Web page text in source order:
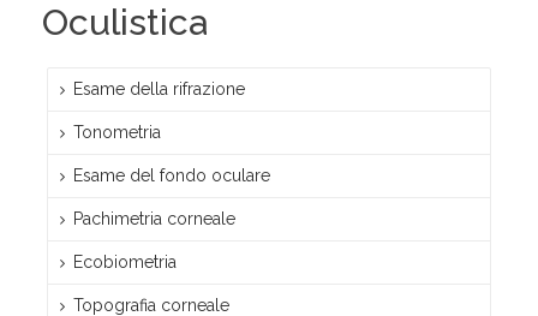
Oculistica
Esame della rifrazione
Tonometria
Esame del fondo oculare
Pachimetria corneale
Ecobiometria
Topografia corneale